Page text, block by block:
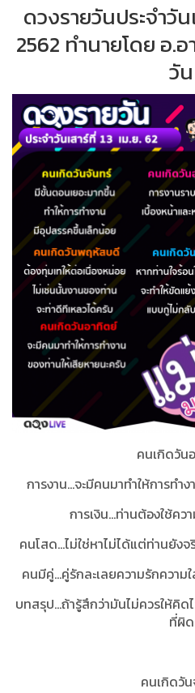
ดวงรายวันประจำวั
2562 ทำนายโดย อ.
วัน
คนเกิดวัน
การงาน...จะมีคนมาทำให้การทำ
การเงิน...ท่านต้องใช้ค
คนโสด...ไม่ใช่หาไม่ได้แต่ท่านยัง
คนมีคู่...คู่รักละเลยความรักความ
บทสรุป...ถ้ารู้สึกว่ามันไม่ควรให้คิด
ที่ผิด
คนเกิดวั